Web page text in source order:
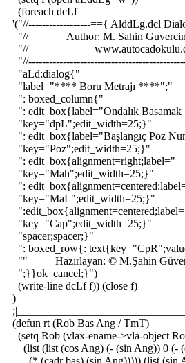
(foreach dcLf
'("//------------------=={ AlddLg.dcl
"// Author: M. Sahin
"//
"aLd:dialog{"
"label="**** Boru Metrajı ****";"
": boxed_column{"
": edit_box{label="Ondalık Basamak
"key="dpL";edit_width=25;}"
": edit_box{label="Başlangıç Poz
"key="Poz";edit_width=25;}"
":
"key="Mah";edit_width=25;}"
":
"key="MaL";edit_width=25;}"
"key="Cap";edit_width=25;}"
"spacer;spacer;}"
": boxed_row{:
"" Hazırlayan: © M.Şahin
";}}ok_cancel;}")
(write-line dcLf f)) (close f)
)
(defun rt (Rob Bas Ang / TmT)
(setq Rob (vlax-ename->vla-object
(list (list (cos Ang) (- (sin Ang)) 0 (-
(* (cadr bas) (sin Ang))))) (list (sin